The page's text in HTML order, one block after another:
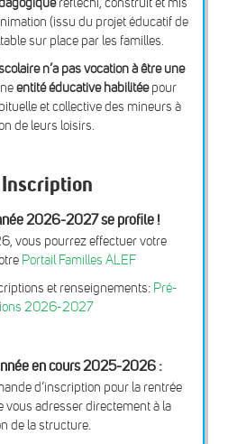
(issu du projet éducatif de
sur place par les familles.
n’a pas vocation à être une
entité éducative habilitéepour
et collective des mineurs à
de leurs loisirs.
Inscription
2026-2027 se profile !
vous pourrez effectuer votre
Portail Familles ALEF
et renseignements: Pré-
2026-2027
en cours 2025-2026 :
d’inscription pour la rentrée
adresser directement à la
de la structure.